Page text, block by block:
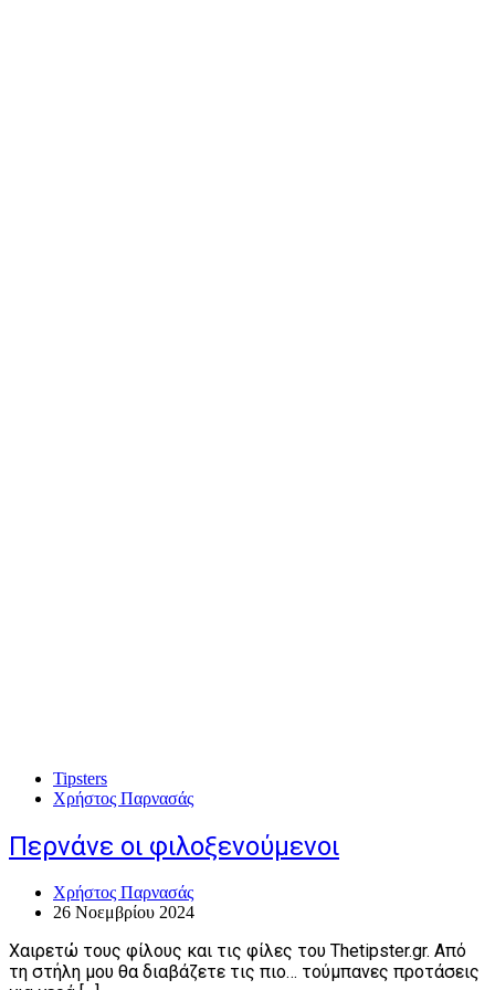
Tipsters
Χρήστος Παρνασάς
Περνάνε οι φιλοξενούμενοι
Χρήστος Παρνασάς
26 Νοεμβρίου 2024
Χαιρετώ τους φίλους και τις φίλες του Thetipster.gr. Από
τη στήλη μου θα διαβάζετε τις πιο… τούμπανες προτάσεις